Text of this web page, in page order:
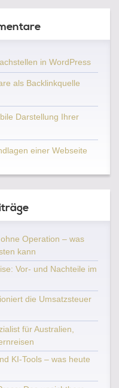
in WordPress
als Backlinkquelle
Darstellung Ihrer
einer Webseite
Operation – was
kann
Vor- und Nachteile im
die Umsatzsteuer
für Australien,
KI-Tools – was heute